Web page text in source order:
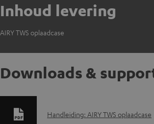
Inhoud levering
AIRY TWS oplaadcase
Downloads &
D
Handleiding: AIRY TWS oplaadcase